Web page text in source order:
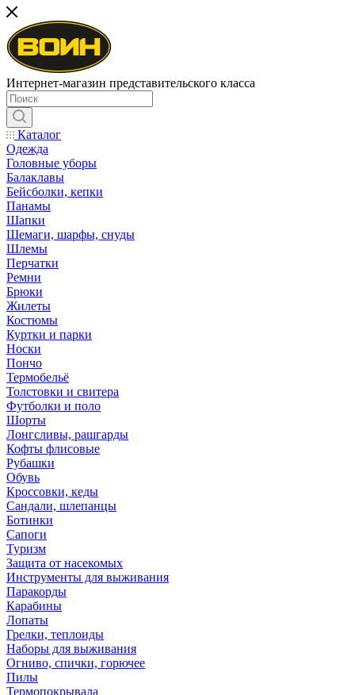
Интернет-магазин представительского класса
Каталог
Одежда
Головные уборы
Балаклавы
Бейсболки, кепки
Панамы
Шапки
Шемаги, шарфы, снуды
Шлемы
Перчатки
Ремни
Брюки
Жилеты
Костюмы
Куртки и парки
Носки
Пончо
Термобельё
Толстовки и свитера
Футболки и поло
Шорты
Лонгсливы, рашгарды
Кофты флисовые
Рубашки
Обувь
Кроссовки, кеды
Сандали, шлепанцы
Ботинки
Сапоги
Туризм
Защита от насекомых
Инструменты для выживания
Паракорды
Карабины
Лопаты
Грелки, теплоиды
Наборы для выживания
Огниво, спички, горючее
Пилы
Термопокрывала